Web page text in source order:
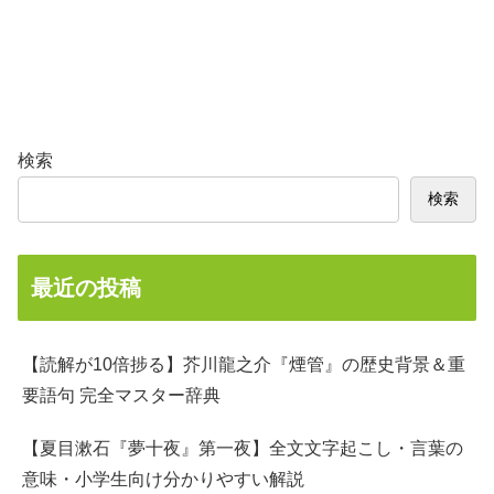
検索
検索
最近の投稿
【読解が10倍捗る】芥川龍之介『煙管』の歴史背景＆重
要語句 完全マスター辞典
【夏目漱石『夢十夜』第一夜】全文文字起こし・言葉の
意味・小学生向け分かりやすい解説